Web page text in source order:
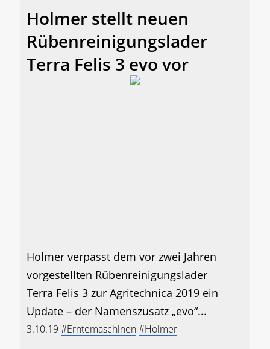
Holmer stellt neuen
Rübenreinigungslader
Terra Felis 3 evo vor
Holmer verpasst dem vor zwei Jahren
vorgestellten Rübenreinigungslader
Terra Felis 3 zur Agritechnica 2019 ein
Update – der Namenszusatz „evo“...
3.10.19 #Erntemaschinen#Holmer